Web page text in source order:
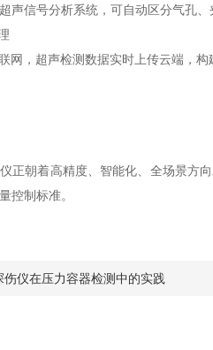
信号分析系统，可自动区分气孔、
，超声检测数据实时上传云端，构
朝着高精度、智能化、全场景方向
控制标准。
伤仪在压力容器检测中的实践